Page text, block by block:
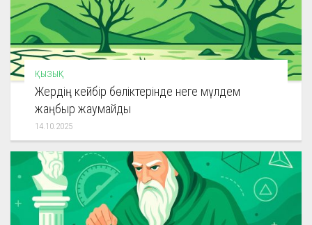
ҚЫЗЫҚ
Жердің кейбір бөліктерінде неге мүлдем
жаңбыр жаумайды
14.10.2025